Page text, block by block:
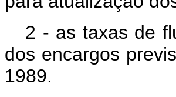
2 - as taxas de
dos encargos
1989.